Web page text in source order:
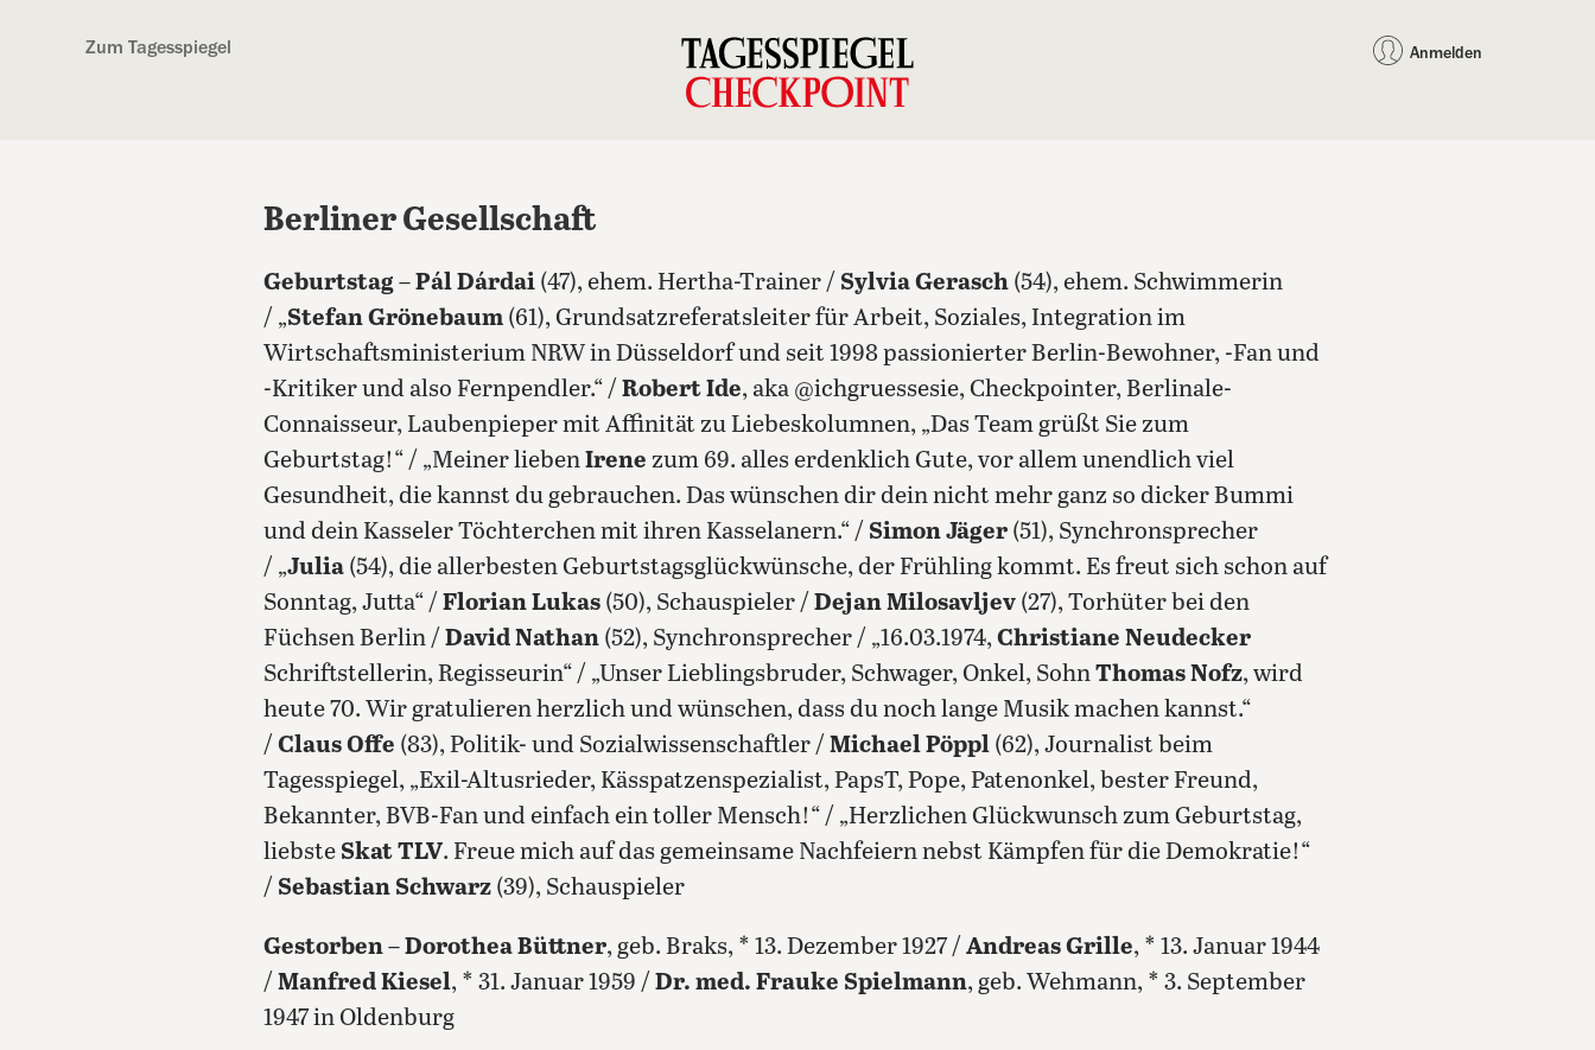
Zum Tagesspiegel Anmelden
Berliner Gesellschaft
Geburtstag –Pál Dárdai (47), ehem. Hertha-Trainer / Sylvia Gerasch (54), ehem. Schwimmerin
/ „Stefan Grönebaum (61), Grundsatzreferatsleiter für Arbeit, Soziales, Integration im
Wirtschaftsministerium NRW in Düsseldorf und seit 1998 passionierter Berlin-Bewohner, -Fan und
-Kritiker und also Fernpendler.“ / Robert Ide, aka @ichgruessesie, Checkpointer, Berlinale-
Connaisseur, Laubenpieper mit Affinität zu Liebeskolumnen, „Das Team grüßt Sie zum
Geburtstag!“ / „Meiner liebenIrene zum 69. alles erdenklich Gute, vor allem unendlich viel
Gesundheit, die kannst du gebrauchen. Das wünschen dir dein nicht mehr ganz so dicker Bummi
und dein Kasseler Töchterchen mit ihren Kasselanern.“ / Simon Jäger (51), Synchronsprecher
/ „Julia (54), die allerbesten Geburtstagsglückwünsche, der Frühling kommt. Es freut sich schon auf
Sonntag, Jutta“ / Florian Lukas (50), Schauspieler / Dejan Milosavljev (27), Torhüter bei den
Füchsen Berlin / David Nathan (52), Synchronsprecher / „16.03.1974,Christiane Neudecker
Schriftstellerin, Regisseurin“ / „Unser Lieblingsbruder, Schwager, Onkel, SohnThomas Nofz, wird
heute 70. Wir gratulieren herzlich und wünschen, dass du noch lange Musik machen kannst.“
/ Claus Offe (83), Politik- und Sozialwissenschaftler / Michael Pöppl (62), Journalist beim
Tagesspiegel, „Exil-Altusrieder, Kässpatzenspezialist, PapsT, Pope, Patenonkel, bester Freund,
Bekannter, BVB-Fan und einfach ein toller Mensch!“ / „Herzlichen Glückwunsch zum Geburtstag,
liebste Skat TLV. Freue mich auf das gemeinsame Nachfeiern nebst Kämpfen für die Demokratie!“
/ Sebastian Schwarz (39), Schauspieler
Gestorben–Dorothea Büttner, geb. Braks, * 13. Dezember 1927 / Andreas Grille, * 13. Januar 1944
/ Manfred Kiesel, * 31. Januar 1959 / Dr. med. Frauke Spielmann, geb. Wehmann, * 3. September
1947 in Oldenburg